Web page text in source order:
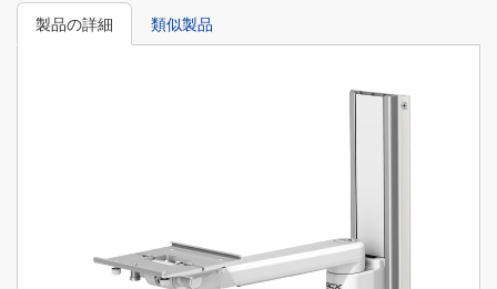
製品の詳細 類似製品